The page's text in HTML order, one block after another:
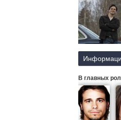
В главных